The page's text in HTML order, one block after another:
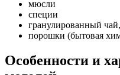
мюсли
специи
гранулированный чай,
порошки (бытовая
Особенности и